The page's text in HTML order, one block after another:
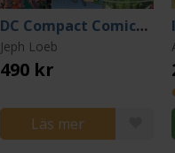
DC Compact Comics Box Set
Jeph Loeb
490 kr
Läs mer